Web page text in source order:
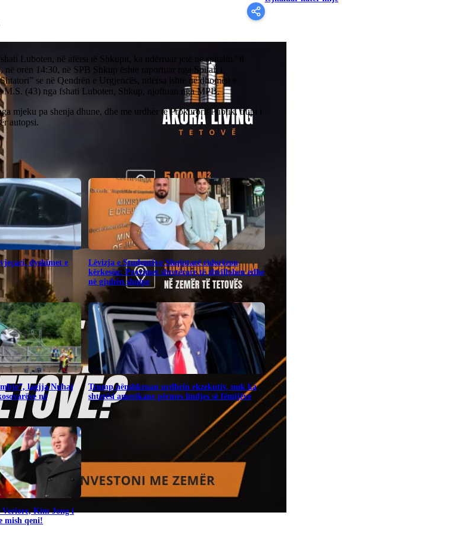
Luboten, në afërsi të Shkupit, ka ndërruar jetë në spitalin “8
orën 14:30, në SPB Shkup është raportuar nga Spitali i
se në Qendrën e Urgjencës, ndërsa ishte në dhomën e
M.S. (43) nga fshati Luboten, Shkup, njoftuan nga MPB.
mjeku pa shenja dhune, dhe me urdhër të Prokurorit Publik, trupi i
autopsi.
dyshimet e
Lëvizja e Studentëve Shqiptarë ridorëzon
kërkesën: Provimet shtetërore të zhvillohen edhe
në gjuhën shqipe
lagjja Nuhaj
në
Trump nënshkruan urdhrin ekzekutiv, nuk ka
shtetësi amerikane përmes lindjes së fëmijëve
Kim Jong i
mish qeni!